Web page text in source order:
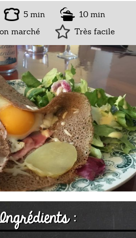
5 min
10 min
marché
Très facile
: